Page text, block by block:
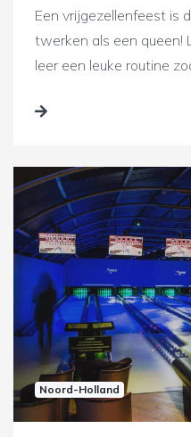
Een vrijgezellenfeest is
twerken als een queen!
leer een leuke routine
Noord-Holland